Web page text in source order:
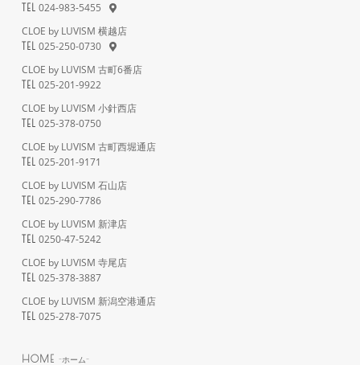
TEL
024-983-5455
CLOE by LUVISM 横越店
TEL
025-250-0730
CLOE by LUVISM 古町6番店
TEL
025-201-9922
CLOE by LUVISM 小針西店
TEL
025-378-0750
CLOE by LUVISM 古町西堀通店
TEL
025-201-9171
CLOE by LUVISM 石山店
TEL
025-290-7786
CLOE by LUVISM 新津店
TEL
0250-47-5242
CLOE by LUVISM 寺尾店
TEL
025-378-3887
CLOE by LUVISM 新潟空港通店
TEL 025-278-7075
HOME -ホーム-